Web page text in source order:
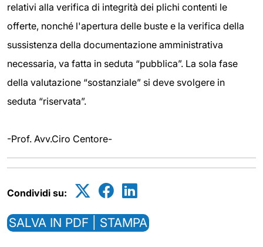
relativi alla verifica di integrità dei plichi contenti le
offerte, nonché l'apertura delle buste e la verifica della
sussistenza della documentazione amministrativa
necessaria, va fatta in seduta “pubblica”. La sola fase
della valutazione “sostanziale” si deve svolgere in
seduta “riservata”.
-Prof. Avv.Ciro Centore-
Condividi su:
SALVA IN PDF | STAMPA